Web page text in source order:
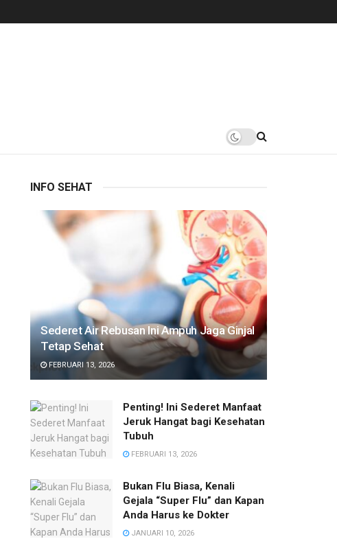
INFO SEHAT
Sederet Air Rebusan Ini Ampuh Jaga Ginjal
Tetap Sehat
FEBRUARI 13, 2026
Penting! Ini Sederet Manfaat
Jeruk Hangat bagi Kesehatan
Tubuh
FEBRUARI 13, 2026
Bukan Flu Biasa, Kenali
Gejala “Super Flu” dan Kapan
Anda Harus ke Dokter
JANUARI 10, 2026